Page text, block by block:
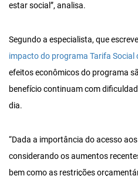
estar social”, analisa.
Segundo a especialista, que
impacto do programa Tarifa Social
efeitos econômicos do programa
benefício continuam com
dia.
“Dada a importância do acesso
considerando os aumentos
bem como as restrições